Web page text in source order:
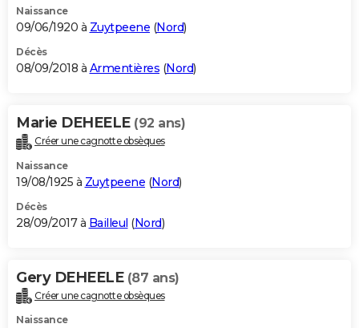
Naissance
09/06/1920 à Zuytpeene (Nord)
Décès
08/09/2018 à Armentières (Nord)
Marie DEHEELE (92 ans)
Créer une cagnotte obsèques
Naissance
19/08/1925 à Zuytpeene (Nord)
Décès
28/09/2017 à Bailleul (Nord)
Gery DEHEELE (87 ans)
Créer une cagnotte obsèques
Naissance